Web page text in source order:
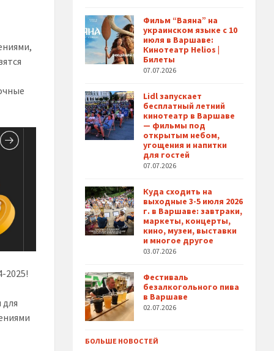
2025!
Фильм “Ваяна” на
украинском языке с 10
июля в Варшаве:
Кинотеатр Helios |
Билеты
07.07.2026
Lidl запускает
бесплатный летний
кинотеатр в Варшаве
— фильмы под
открытым небом,
угощения и напитки
для гостей
07.07.2026
Куда сходить на
выходные 3-5 июля 2026
г. в Варшаве: завтраки,
маркеты, концерты,
кино, музеи, выставки
и многое другое
03.07.2026
Фестиваль
безалкогольного пива
в Варшаве
02.07.2026
БОЛЬШЕ НОВОСТЕЙ